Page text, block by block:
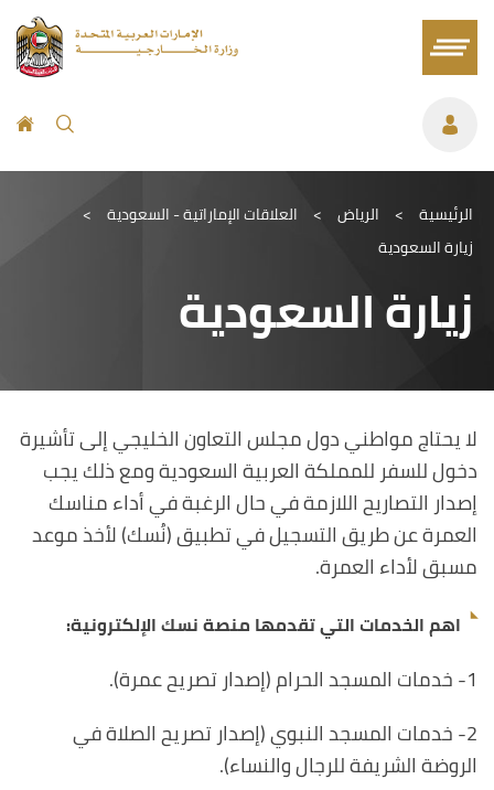
الرئيسية > الرياض > العلاقات الإماراتية - السعودية >
زيارة السعودية
زيارة السعودية
لا يحتاج مواطني دول مجلس التعاون الخليجي إلى تأشيرة
دخول للسفر للمملكة العربية السعودية ومع ذلك يجب
إصدار التصاريح اللازمة في حال الرغبة في أداء مناسك
العمرة عن طريق التسجيل في تطبيق (نُسك) لأخذ موعد
مسبق لأداء العمرة.
اهم الخدمات التي تقدمها منصة نسك الإلكترونية:
1- خدمات المسجد الحرام (إصدار تصريح عمرة).
2- خدمات المسجد النبوي (إصدار تصريح الصلاة في
الروضة الشريفة للرجال والنساء).